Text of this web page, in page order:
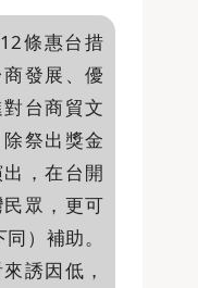
條惠台措
發展、優
台商貿文
祭出獎金
，在台開
眾，更可
）補助。
誘因低，